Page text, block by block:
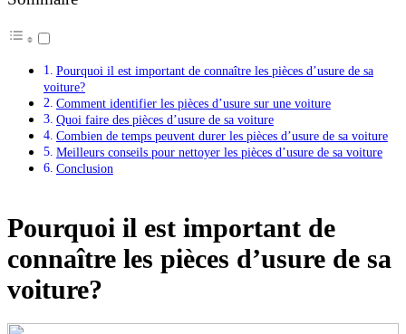
Pourquoi il est important de connaître les pièces d’usure de sa
voiture?
Comment identifier les pièces d’usure sur une voiture
Quoi faire des pièces d’usure de sa voiture
Combien de temps peuvent durer les pièces d’usure de sa voiture
Meilleurs conseils pour nettoyer les pièces d’usure de sa voiture
Conclusion
Pourquoi il est important de
connaître les pièces d’usure de sa
voiture?